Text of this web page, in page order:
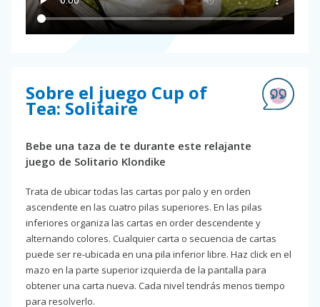
Sobre el juego Cup of
Tea: Solitaire
Bebe una taza de te durante este relajante
juego de Solitario Klondike
Trata de ubicar todas las cartas por palo y en orden
ascendente en las cuatro pilas superiores. En las pilas
inferiores organiza las cartas en order descendente y
alternando colores. Cualquier carta o secuencia de cartas
puede ser re-ubicada en una pila inferior libre. Haz click en el
mazo en la parte superior izquierda de la pantalla para
obtener una carta nueva. Cada nivel tendrás menos tiempo
para resolverlo.